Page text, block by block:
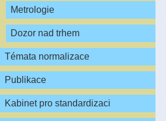
Metrologie
Dozor nad trhem
Témata normalizace
Publikace
Kabinet pro standardizaci